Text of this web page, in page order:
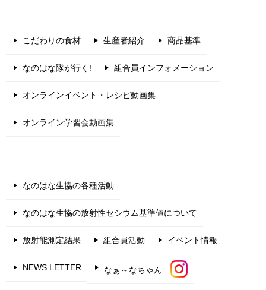
こだわりの食材 生産者紹介 商品基準
なのはな隊が行く! 組合員インフォメーション
オンラインイベント・レシピ動画集
オンライン学習会動画集
なのはな生協の各種活動
なのはな生協の放射性セシウム基準値について
放射能測定結果 組合員活動 イベント情報
NEWS LETTER なぁ～なちゃん